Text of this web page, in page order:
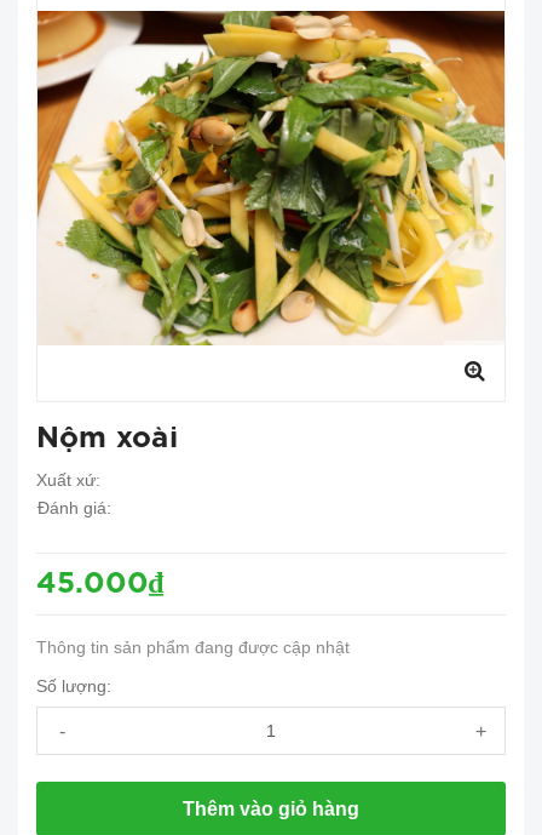
Nộm xoài
Xuất xứ:
Đánh giá:
45.000₫
Thông tin sản phẩm đang được cập nhật
Số lượng:
- +
Thêm vào giỏ hàng